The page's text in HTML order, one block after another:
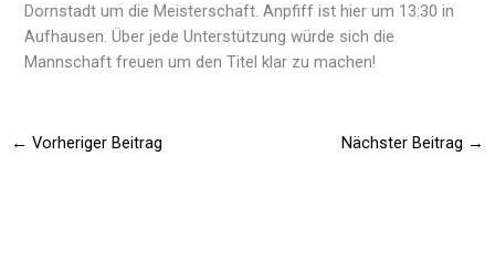
Dornstadt um die Meisterschaft. Anpfiff ist hier um 13:30 in
Aufhausen. Über jede Unterstützung würde sich die
Mannschaft freuen um den Titel klar zu machen!
← Vorheriger Beitrag Nächster Beitrag →